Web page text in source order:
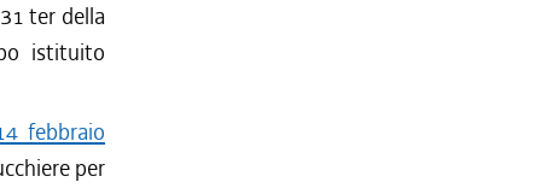
ter della
istituito
febbraio
per